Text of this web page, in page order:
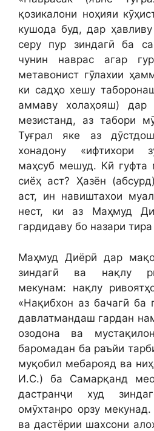
қозикалони ноҳияи
кушода буд, дар
серу пур зиндагӣ ба
чунин наврас агар
метавонист гӯлахии
ки садҳо хешу
аммаву холаҳояш) дар
мезистанд, аз табори
Туғрал яке аз
хонадону «ифтихори
маҳсуб мешуд. Кӣ гуфта
сиёҳ аст? Ҳазён
аст, ин навиштахои
нест, ки аз Маҳмуд
гардидаву бо назари
Маҳмуд Диёрӣ дар
зиндагӣ ва нақлу
мекунам: нақлу
«Нақибхон аз бачагӣ ба
давлатмандаш гардан
озодона ва
баромадан ба раъйи
муқобил мебарояд ва
И.С.) ба Самарқанд
дастранҷи худ
омӯхтанро орзу
ва дастёрии шахсони